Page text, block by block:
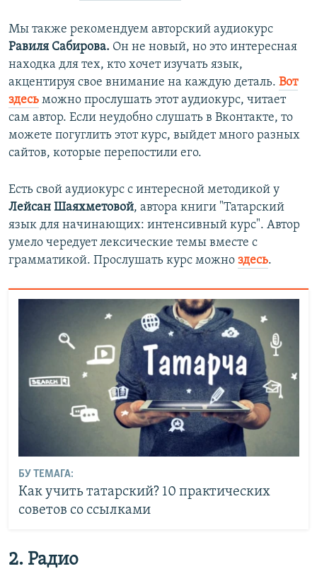
Мы также рекомендуем авторский аудиокурс
Равиля Сабирова. Он не новый, но это интересная
находка для тех, кто хочет изучать язык,
акцентируя свое внимание на каждую деталь. Вот
здесь можно прослушать этот аудиокурс, читает
сам автор. Если неудобно слушать в Вконтакте, то
можете погуглить этот курс, выйдет много разных
сайтов, которые перепостили его.
Есть свой аудиокурс с интересной методикой у
Лейсан Шаяхметовой, автора книги "Татарский
язык для начинающих: интенсивный курс". Автор
умело чередует лексические темы вместе с
грамматикой. Прослушать курс можно здесь.
БУ ТЕМАГА:
Как учить татарский? 10 практических
советов со ссылками
2. Радио